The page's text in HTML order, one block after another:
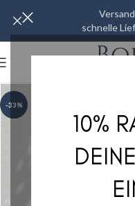
10%
schnelle
-33%